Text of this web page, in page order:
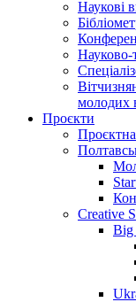
Наукові
молодих
Проєкти
Проєктна
Creative
Big